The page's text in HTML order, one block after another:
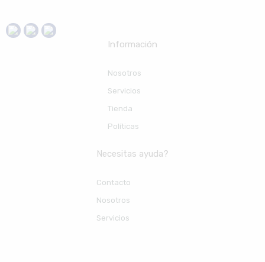
Información
Nosotros
Servicios
Tienda
Políticas
Necesitas ayuda?
Contacto
Nosotros
Servicios